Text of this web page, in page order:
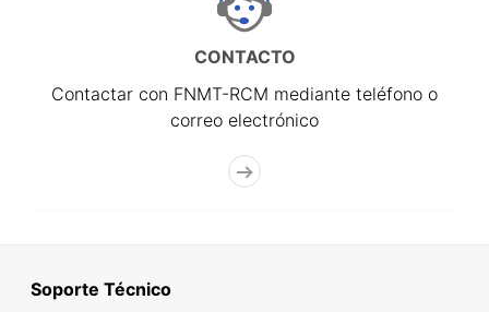
CONTACTO
Contactar con FNMT-RCM mediante teléfono o
correo electrónico
Soporte Técnico